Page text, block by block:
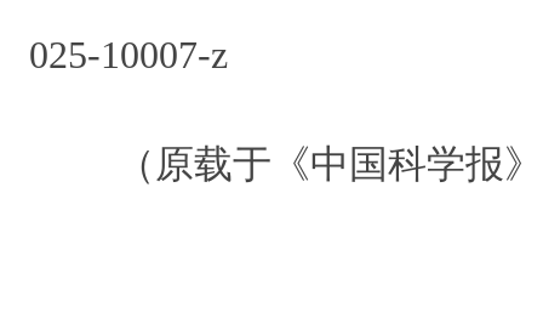
025-10007-z
（原载于《中国科学报